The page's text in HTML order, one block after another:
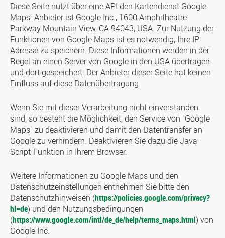
Diese Seite nutzt über eine API den Kartendienst Google
Maps. Anbieter ist Google Inc., 1600 Amphitheatre
Parkway Mountain View, CA 94043, USA. Zur Nutzung der
Funktionen von Google Maps ist es notwendig, Ihre IP
Adresse zu speichern. Diese Informationen werden in der
Regel an einen Server von Google in den USA übertragen
und dort gespeichert. Der Anbieter dieser Seite hat keinen
Einfluss auf diese Datenübertragung.
Wenn Sie mit dieser Verarbeitung nicht einverstanden
sind, so besteht die Möglichkeit, den Service von "Google
Maps" zu deaktivieren und damit den Datentransfer an
Google zu verhindern. Deaktivieren Sie dazu die Java-
Script-Funktion in Ihrem Browser.
Weitere Informationen zu Google Maps und den
Datenschutzeinstellungen entnehmen Sie bitte den
Datenschutzhinweisen (https://policies.google.com/privacy?
hl=de) und den Nutzungsbedingungen
(https://www.google.com/intl/de_de/help/terms_maps.html) von
Google Inc.